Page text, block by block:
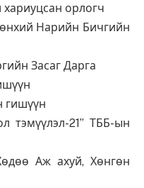
хариуцсан орлогч
Нарийн Бичгийн
Засаг Дарга
гишүүн
21” ТББ-ын
Аж ахуй, Хөнгөн